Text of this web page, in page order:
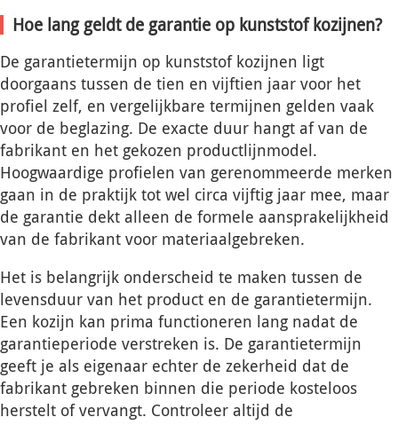
Hoe lang geldt de garantie op kunststof kozijnen?
De garantietermijn op kunststof kozijnen ligt
doorgaans tussen de tien en vijftien jaar voor het
profiel zelf, en vergelijkbare termijnen gelden vaak
voor de beglazing. De exacte duur hangt af van de
fabrikant en het gekozen productlijnmodel.
Hoogwaardige profielen van gerenommeerde merken
gaan in de praktijk tot wel circa vijftig jaar mee, maar
de garantie dekt alleen de formele aansprakelijkheid
van de fabrikant voor materiaalgebreken.
Het is belangrijk onderscheid te maken tussen de
levensduur van het product en de garantietermijn.
Een kozijn kan prima functioneren lang nadat de
garantieperiode verstreken is. De garantietermijn
geeft je als eigenaar echter de zekerheid dat de
fabrikant gebreken binnen die periode kosteloos
herstelt of vervangt. Controleer altijd de